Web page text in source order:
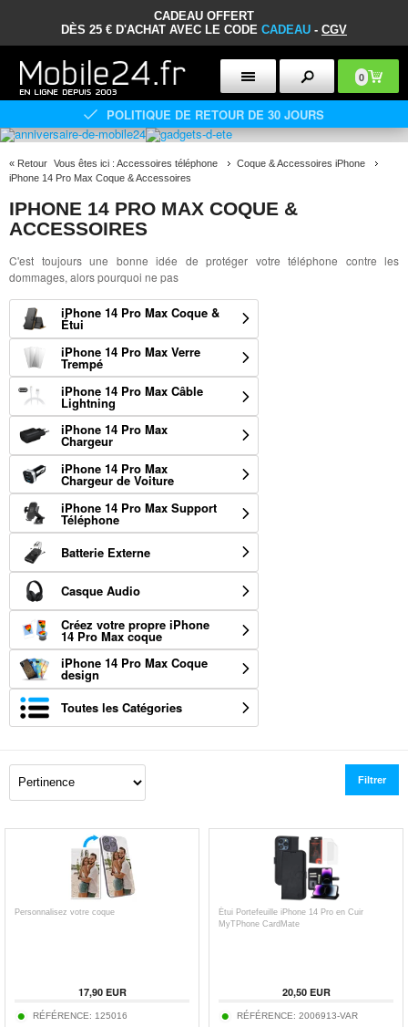
CADEAU OFFERT
DÈS 25 € D'ACHAT AVEC LE CODE CADEAU - CGV
0
POLITIQUE DE RETOUR DE 30 JOURS
« Retour Vous êtes ici : Accessoires téléphone
Coque & Accessoires iPhone
iPhone 14 Pro Max Coque & Accessoires
IPHONE 14 PRO MAX COQUE &
ACCESSOIRES
C'est toujours une bonne idée de protéger votre téléphone contre les
dommages, alors pourquoi ne pas
iPhone 14 Pro Max Coque &
Étui
iPhone 14 Pro Max Verre
Trempé
iPhone 14 Pro Max Câble
Lightning
iPhone 14 Pro Max
Chargeur
iPhone 14 Pro Max
Chargeur de Voiture
iPhone 14 Pro Max Support
Téléphone
Batterie Externe
Casque Audio
Créez votre propre iPhone
14 Pro Max coque
iPhone 14 Pro Max Coque
design
Toutes les Catégories
Filtrer
Personnalisez votre coque
17,90EUR
RÉFÉRENCE: 125016
Étui Portefeuille iPhone 14 Pro en Cuir
MyTPhone CardMate
20,50EUR
RÉFÉRENCE: 2006913-VAR